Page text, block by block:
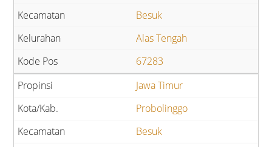
Besuk
Alas Tengah
67283
Jawa Timur
Probolinggo
Besuk